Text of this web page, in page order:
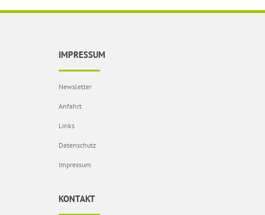
IMPRESSUM
Newsletter
Anfahrt
Links
Datenschutz
Impressum
KONTAKT